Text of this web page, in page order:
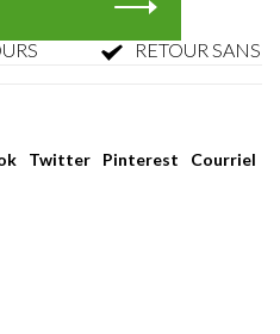
RETOUR SANS
Twitter Pinterest Courriel